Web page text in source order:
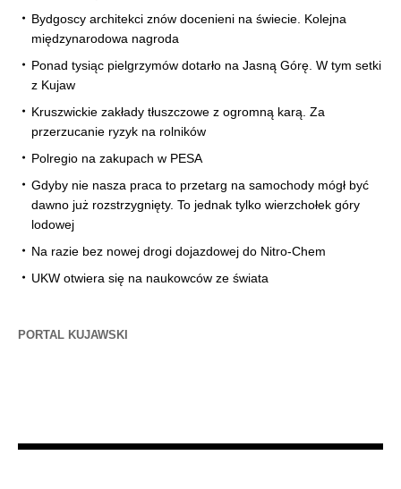
Bydgoscy architekci znów docenieni na świecie. Kolejna
międzynarodowa nagroda
Ponad tysiąc pielgrzymów dotarło na Jasną Górę. W tym setki
z Kujaw
Kruszwickie zakłady tłuszczowe z ogromną karą. Za
przerzucanie ryzyk na rolników
Polregio na zakupach w PESA
Gdyby nie nasza praca to przetarg na samochody mógł być
dawno już rozstrzygnięty. To jednak tylko wierzchołek góry
lodowej
Na razie bez nowej drogi dojazdowej do Nitro-Chem
UKW otwiera się na naukowców ze świata
PORTAL KUJAWSKI